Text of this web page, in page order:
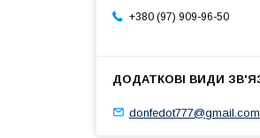
+380 (97) 909-96-50
donfedot777@gmail.com